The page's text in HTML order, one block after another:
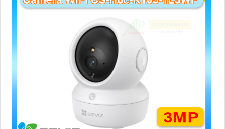
quan sát Wifi Không Dây CS-C6N-R105-1L3WF 3